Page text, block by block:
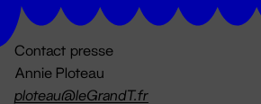
Contact presse
Annie Ploteau
ploteau@leGrandT.fr